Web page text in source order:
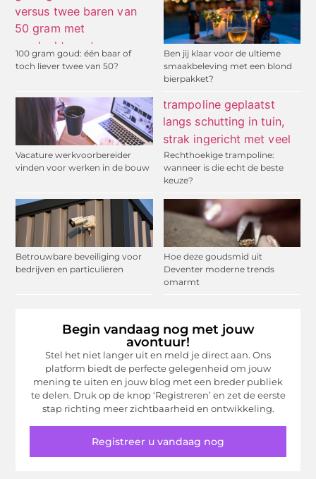
100 gram goud: één baar of
toch liever twee van 50?
Ben jij klaar voor de ultieme
smaakbeleving met een blond
bierpakket?
Vacature werkvoorbereider
vinden voor werken in de bouw
Rechthoekige trampoline:
wanneer is die echt de beste
keuze?
Betrouwbare beveiliging voor
bedrijven en particulieren
Hoe deze goudsmid uit
Deventer moderne trends
omarmt
Begin vandaag nog met jouw
avontuur!
Stel het niet langer uit en meld je direct aan. Ons
platform biedt de perfecte gelegenheid om jouw
mening te uiten en jouw blog met een breder publiek
te delen. Druk op de knop ‘Registreren’ en zet de eerste
stap richting meer zichtbaarheid en ontwikkeling.
Registreer u vandaag nog